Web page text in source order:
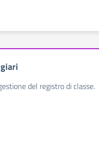
del registro di classe.